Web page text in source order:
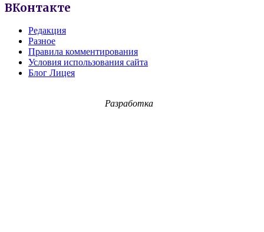
ВКонтакте
Редакция
Разное
Правила комментирования
Условия использования сайта
Блог Лицея
Разработка